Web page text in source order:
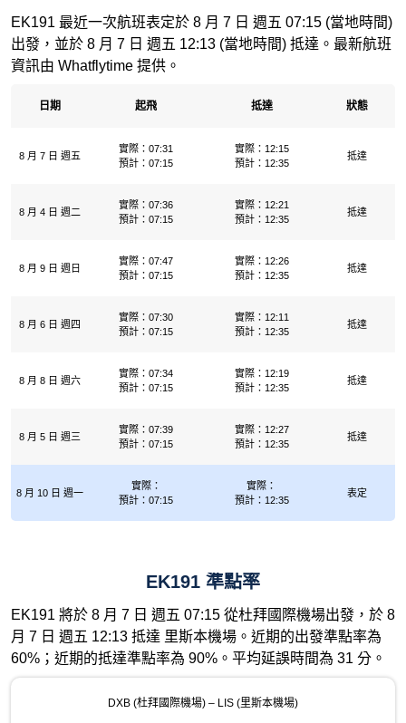
EK191 最近一次航班表定於 8 月 7 日 週五 07:15 (當地時間)
出發，並於 8 月 7 日 週五 12:13 (當地時間) 抵達。最新航班
資訊由 Whatflytime 提供。
日期 起飛 抵達 狀態
8 月 7 日 週五
實際：07:31
預計：07:15
實際：12:15
預計：12:35
抵達
8 月 4 日 週二
實際：07:36
預計：07:15
實際：12:21
預計：12:35
抵達
8 月 9 日 週日
實際：07:47
預計：07:15
實際：12:26
預計：12:35
抵達
8 月 6 日 週四
實際：07:30
預計：07:15
實際：12:11
預計：12:35
抵達
8 月 8 日 週六
實際：07:34
預計：07:15
實際：12:19
預計：12:35
抵達
8 月 5 日 週三
實際：07:39
預計：07:15
實際：12:27
預計：12:35
抵達
8 月 10 日 週一
實際：
預計：07:15
實際：
預計：12:35
表定
EK191 準點率
EK191 將於 8 月 7 日 週五 07:15 從杜拜國際機場出發，於 8
月 7 日 週五 12:13 抵達 里斯本機場。近期的出發準點率為
60%；近期的抵達準點率為 90%。平均延誤時間為 31 分。
DXB (杜拜國際機場) – LIS (里斯本機場)